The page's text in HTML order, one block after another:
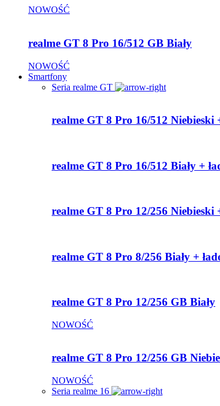
NOWOŚĆ
realme GT 8 Pro 16/512 GB Biały
NOWOŚĆ
Smartfony
Seria realme GT
realme GT 8 Pro 16/512 Niebieski
realme GT 8 Pro 16/512 Biały +
realme GT 8 Pro 12/256 Niebieski
realme GT 8 Pro 8/256 Biały +
realme GT 8 Pro 12/256 GB Biały
NOWOŚĆ
realme GT 8 Pro 12/256 GB
NOWOŚĆ
Seria realme 16